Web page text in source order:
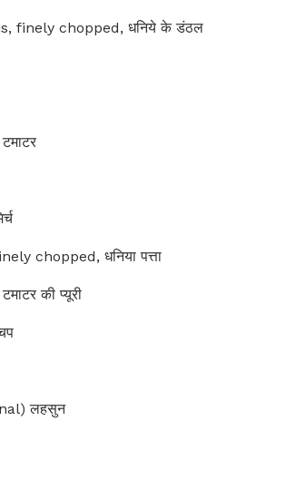
finely chopped, धनिये के डंठल
chopped, धनिया पत्ता
की प्यूरी
लहसुन